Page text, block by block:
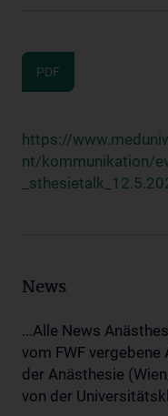
PDF
https://
nt/kommunikation/
News
...Alle News
vom FWF
der Anästhesie
von der